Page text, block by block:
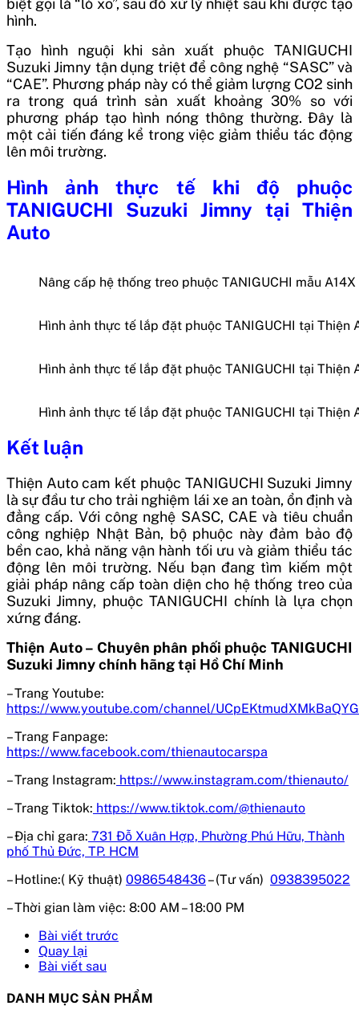
biệt gọi là “lò xo”, sau đó xử lý nhiệt sau khi được tạo
hình.
Tạo hình nguội khi sản xuất phuộc TANIGUCHI
Suzuki Jimny tận dụng triệt để công nghệ “SASC” và
“CAE”. Phương pháp này có thể giảm lượng CO2 sinh
ra trong quá trình sản xuất khoảng 30% so với
phương pháp tạo hình nóng thông thường. Đây là
một cải tiến đáng kể trong việc giảm thiểu tác động
lên môi trường.
Hình ảnh thực tế khi độ phuộc
TANIGUCHI Suzuki Jimny tại Thiện
Auto
Nâng cấp hệ thống treo phuộc TANIGUCHI mẫu A14X
Hình ảnh thực tế lắp đặt phuộc TANIGUCHI tại Thiện
Hình ảnh thực tế lắp đặt phuộc TANIGUCHI tại Thiện
Hình ảnh thực tế lắp đặt phuộc TANIGUCHI tại Thiện
Kết luận
Thiện Auto cam kết phuộc TANIGUCHI Suzuki Jimny
là sự đầu tư cho trải nghiệm lái xe an toàn, ổn định và
đẳng cấp. Với công nghệ SASC, CAE và tiêu chuẩn
công nghiệp Nhật Bản, bộ phuộc này đảm bảo độ
bền cao, khả năng vận hành tối ưu và giảm thiểu tác
động lên môi trường. Nếu bạn đang tìm kiếm một
giải pháp nâng cấp toàn diện cho hệ thống treo của
Suzuki Jimny, phuộc TANIGUCHI chính là lựa chọn
xứng đáng.
Thiện Auto – Chuyên phân phối phuộc TANIGUCHI
Suzuki Jimny chính hãng tại Hồ Chí Minh
– Trang Youtube:
https://www.youtube.com/channel/
– Trang Fanpage:
https://www.facebook.com/thienautocarspa
– Trang Instagram: https://www.instagram.com/thienauto/
– Trang Tiktok: https://www.tiktok.com/@thienauto
– Địa chỉ gara: 731 Đỗ Xuân Hợp, Phường Phú Hữu, Thành
phố Thủ Đức, TP. HCM
– Hotline:( Kỹ thuật) 0986548436– (Tư vấn) 0938395022
– Thời gian làm việc: 8:00 AM – 18:00 PM
Bài viết trước
Quay lại
Bài viết sau
DANH MỤC SẢN PHẨM